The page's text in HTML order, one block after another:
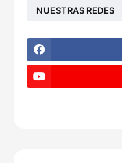
NUESTRAS REDES